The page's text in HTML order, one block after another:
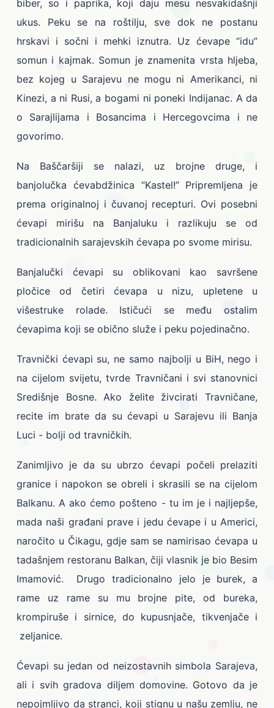
biber, so i paprika, koji daju mesu nesvakidašnji
ukus. Peku se na roštilju, sve dok ne postanu
hrskavi i sočni i mehki iznutra. Uz ćevape “idu”
somun i kajmak. Somun je znamenita vrsta hljeba,
bez kojeg u Sarajevu ne mogu ni Amerikanci, ni
Kinezi, a ni Rusi, a bogami ni poneki Indijanac. A da
o Sarajlijama i Bosancima i Hercegovcima i ne
govorimo.
Na Baščaršiji se nalazi, uz brojne druge, i
banjolučka ćevabdžinica “Kastel!” Pripremljena je
prema originalnoj i čuvanoj recepturi. Ovi posebni
ćevapi mirišu na Banjaluku i razlikuju se od
tradicionalnih sarajevskih ćevapa po svome mirisu.
Banjalučki ćevapi su oblikovani kao savršene
pločice od četiri ćevapa u nizu, upletene u
višestruke rolade. Ističući se među ostalim
ćevapima koji se obično služe i peku pojedinačno.
Travnički ćevapi su, ne samo najbolji u BiH, nego i
na cijelom svijetu, tvrde Travničani i svi stanovnici
Središnje Bosne. Ako želite živcirati Travničane,
recite im brate da su ćevapi u Sarajevu ili Banja
Luci - bolji od travničkih.
Zanimljivo je da su ubrzo ćevapi počeli prelaziti
granice i napokon se obreli i skrasili se na cijelom
Balkanu. A ako ćemo pošteno - tu im je i najljepše,
mada naši građani prave i jedu ćevape i u Americi,
naročito u Čikagu, gdje sam se namirisao ćevapa u
tadašnjem restoranu Balkan, čiji vlasnik je bio Besim
Imamović. Drugo tradicionalno jelo je burek, a
rame uz rame su mu brojne pite, od bureka,
krompiruše i sirnice, do kupusnjače, tikvenjače i
zeljanice.
Ćevapi su jedan od neizostavnih simbola Sarajeva,
ali i svih gradova diljem domovine. Gotovo da je
nepojmljivo da stranci, koji stignu u našu zemlju, ne